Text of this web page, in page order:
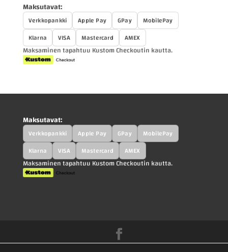
Maksutavat:
Verkkopankki Apple Pay GPay
MobilePay
Klarna
VISA Mastercard AMEX
Maksaminen tapahtuu Kustom Checkoutin kautta.
Maksutavat:
Verkkopankki Apple Pay GPay
MobilePay
Klarna
VISA Mastercard AMEX
Maksaminen tapahtuu Kustom Checkoutin kautta.